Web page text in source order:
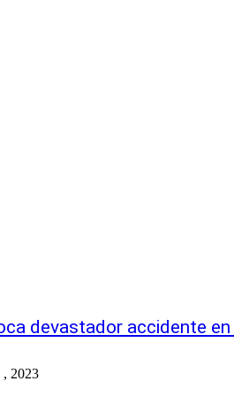
devastador accidente
2023